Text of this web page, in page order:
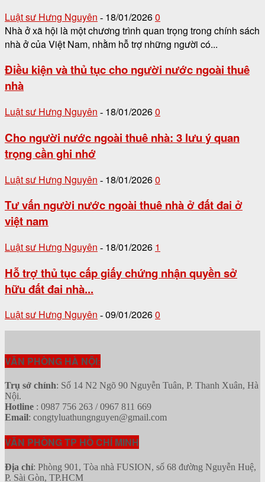
Luật sư Hưng Nguyên - 18/01/20260
Nhà ở xã hội là một chương trình quan trọng trong chính sách
nhà ở của Việt Nam, nhằm hỗ trợ những người có...
Điều kiện và thủ tục cho người nước ngoài thuê
nhà
Luật sư Hưng Nguyên - 18/01/20260
Cho người nước ngoài thuê nhà: 3 lưu ý quan
trọng cần ghi nhớ
Luật sư Hưng Nguyên - 18/01/20260
Tư vấn người nước ngoài thuê nhà ở đất đai ở
việt nam
Luật sư Hưng Nguyên - 18/01/2026 1
Hỗ trợ thủ tục cấp giấy chứng nhận quyền sở
hữu đất đai nhà...
Luật sư Hưng Nguyên - 09/01/20260
VĂN PHÒNG HÀ NỘI:
Trụ sở chính: Số 14 N2 Ngõ 90 Nguyễn Tuân, P. Thanh Xuân, Hà
Nội.
Hotline : 0987 756 263 / 0967 811 669
Email: congtyluathungnguyen@gmail.com
VĂN PHÒNG TP HỒ CHÍ MINH
Địa chỉ: Phòng 901, Tòa nhà FUSION, số 68 đường Nguyễn Huệ,
P. Sài Gòn, TP.HCM